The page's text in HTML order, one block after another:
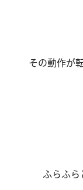
その動作が
ふらふ